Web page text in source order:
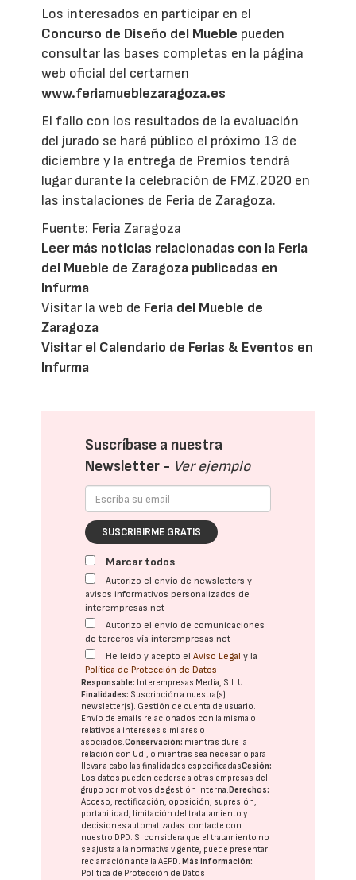
Los interesados en participar en el
Concurso de Diseño del Mueble pueden
consultar las bases completas en la página
web oficial del certamen
www.feriamueblezaragoza.es
El fallo con los resultados de la evaluación
del jurado se hará público el próximo 13 de
diciembre y la entrega de Premios tendrá
lugar durante la celebración de FMZ.2020 en
las instalaciones de Feria de Zaragoza.
Fuente: Feria Zaragoza
Leer más noticias relacionadas con la Feria
del Mueble de Zaragoza publicadas en
Infurma
Visitar la web de Feria del Mueble de
Zaragoza
Visitar el Calendario de Ferias & Eventos en
Infurma
Suscríbase a nuestra
Newsletter - Ver ejemplo
SUSCRIBIRME GRATIS
Marcar todos
Autorizo el envío de newsletters y
avisos informativos personalizados de
interempresas.net
Autorizo el envío de comunicaciones
de terceros vía interempresas.net
He leído y acepto elAviso Legal y la
Política de Protección de Datos
Responsable: Interempresas Media, S.L.U.
Finalidades: Suscripción a nuestra(s)
newsletter(s). Gestión de cuenta de usuario.
Envío de emails relacionados con la misma o
relativos a intereses similares o
asociados.Conservación: mientras dure la
relación con Ud., o mientras sea necesario para
llevar a cabo las finalidades especificadasCesión:
Los datos pueden cederse a otras empresas del
grupo por motivos de gestión interna. Derechos:
Acceso, rectificación, oposición, supresión,
portabilidad, limitación del tratatamiento y
decisiones automatizadas: contacte con
nuestro DPD. Si considera que el tratamiento no
se ajusta a la normativa vigente, puede presentar
reclamación ante laAEPD. Más información:
Política de Protección de Datos